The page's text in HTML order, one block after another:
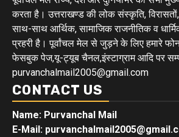
करता है। उत्तराखण्ड की लोक संस्कृति,
साथ-साथ आर्थिक, सामाजिक राजनीतिक व
प्रहरी है। पूर्वांचल मेल से जुड़ने के लिए हमारे
फेसबुक पेज,यू-ट्यूब चैनल,इंस्टाग्राम आदि पर
purvanchalmail2005@gmail.com
CONTACT US
Name: Purvanchal Mail
E-Mail: